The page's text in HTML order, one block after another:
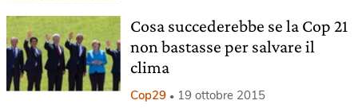
Cosa succederebbe se la Cop 21
non bastasse per salvare il
clima
Cop29 19 ottobre 2015